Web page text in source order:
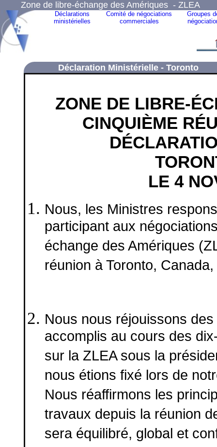
Zone de libre-échange des Amériques - ZLEA
Déclarations
ministérielles
Comité de négociations
commerciales
Groupes
Déclaration Ministérielle - Toronto
ZONE DE LIBRE-
CINQUIÈME
LE 4
Nous, les Ministres
participant aux
échange des Amériques
réunion à Toronto,
Nous nous réjouissons
accomplis au cours des
sur la ZLEA sous la
nous étions fixé lors de
Nous réaffirmons les
travaux depuis la réunion
sera équilibré, global et